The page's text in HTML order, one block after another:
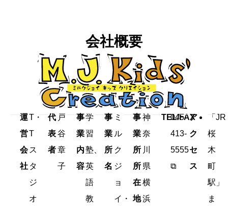
会社概要
運
営
会
社
T・
T
ス
タ
ジ
オ
代
表
者
戸
谷
章
子
事
業
内
容
学
習
塾、
英
語
教
事
業
所
名
ミ
ル
ク
ジ
ョ
イ・
事
業
所
所
在
地
神
奈
川
県
横
浜
TEL/FAX
045-
413-
5555
⧉
ア
ク
セ
ス
「JR
桜
木
町
駅」
ま